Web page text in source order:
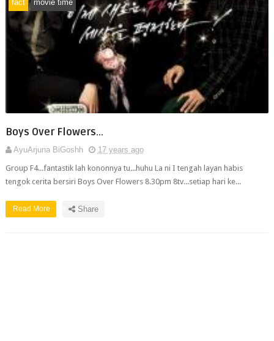
fact movie time
Boys Over Flowers...
AyuArjuna BiGoshh
17 years ago
Group F4...fantastik lah kononnya tu...huhu La ni I tengah layan habis
tengok cerita bersiri Boys Over Flowers 8.30pm 8tv...setiap hari ke...
Read More Share